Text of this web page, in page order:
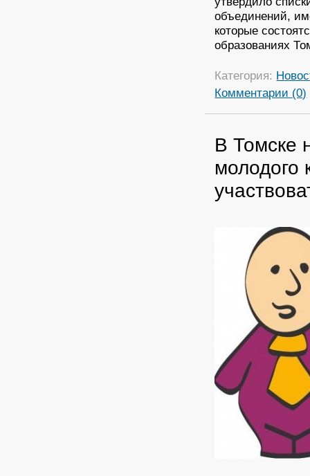
объединений,
которые
образованиях
Категория:
Комментарии (0)
В Томске
молодого